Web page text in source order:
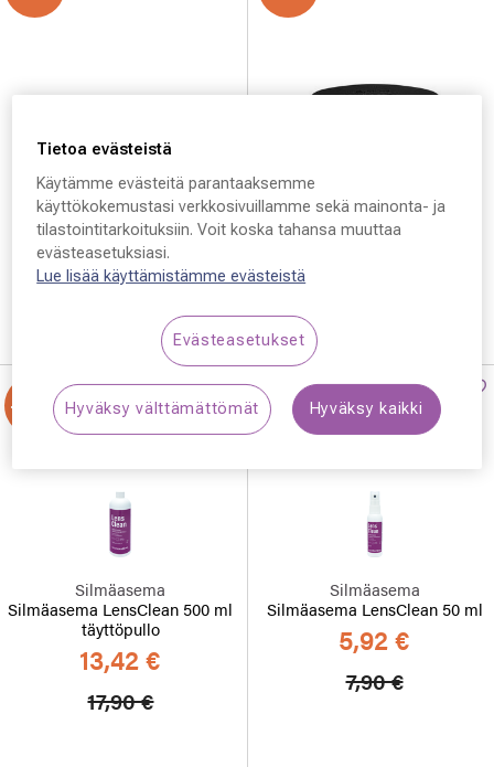
Elastinen silmälasinauha
pikalukolla musta
5,17 €
Hinta alennettu
6,90 €Alennettu hinta
Silmäasema silmälasikotelo
Musta
5,17 €
-25%
Silmäasema
Silmäasema LensClean 500 ml
täyttöpullo
13,42 €
Hinta alennettu
17,90 €Alennettu hinta
-25%
Silmäasema
Silmäasema LensClean 50 ml
5,92 €
Hinta
7,90 €
Tietoa evästeistä
Käytämme evästeitä parantaaksemme
käyttökokemustasi verkkosivuillamme sekä mainonta- ja
tilastointitarkoituksiin. Voit koska tahansa muuttaa
evästeasetuksiasi.
Lue lisää käyttämistämme evästeistä
Evästeasetukset
Hyväksy välttämättömät Hyväksy kaikki